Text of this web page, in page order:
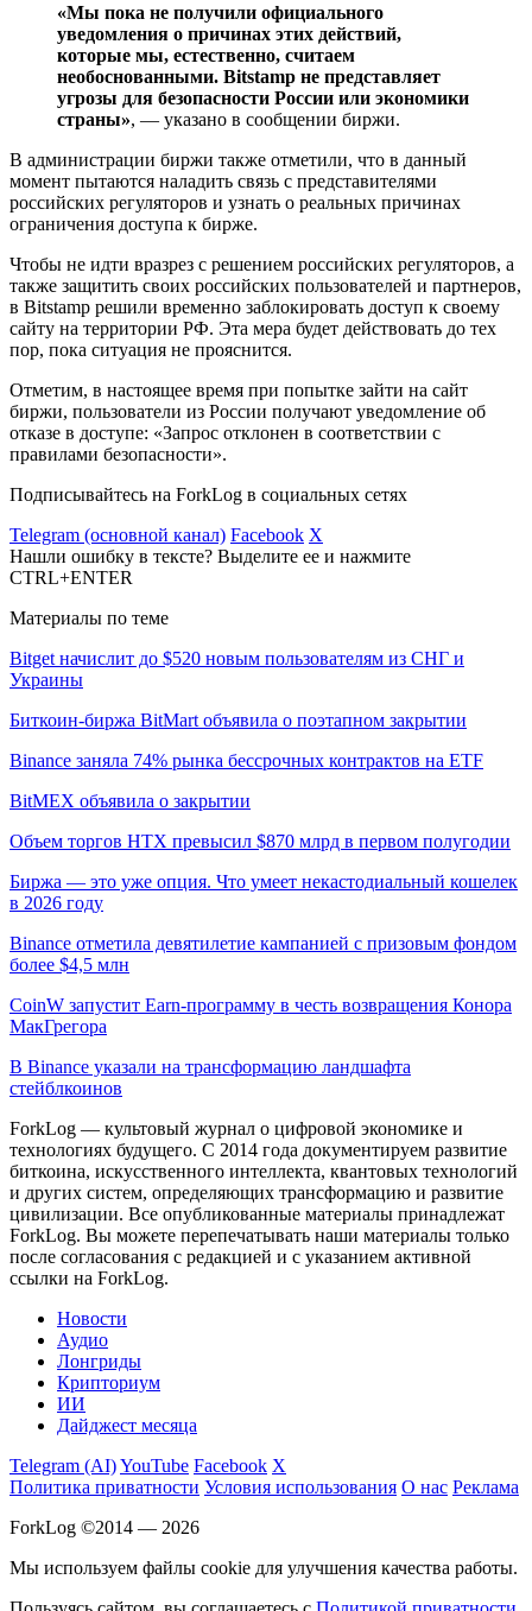
«Мы пока не получили официального
уведомления о причинах этих действий,
которые мы, естественно, считаем
необоснованными. Bitstamp не представляет
угрозы для безопасности России или экономики
страны», — указано в сообщении биржи.
В администрации биржи также отметили, что в данный
момент пытаются наладить связь с представителями
российских регуляторов и узнать о реальных причинах
ограничения доступа к бирже.
Чтобы не идти вразрез с решением российских регуляторов, а
также защитить своих российских пользователей и партнеров,
в Bitstamp решили временно заблокировать доступ к своему
сайту на территории РФ. Эта мера будет действовать до тех
пор, пока ситуация не прояснится.
Отметим, в настоящее время при попытке зайти на сайт
биржи, пользователи из России получают уведомление об
отказе в доступе: «Запрос отклонен в соответствии с
правилами безопасности».
Подписывайтесь на ForkLog в социальных сетях
Telegram (основной канал) Facebook X
Нашли ошибку в тексте? Выделите ее и нажмите
CTRL+ENTER
Материалы по теме
Bitget начислит до $520 новым пользователям из СНГ и
Украины
Биткоин-биржа BitMart объявила о поэтапном закрытии
Binance заняла 74% рынка бессрочных контрактов на ETF
BitMEX объявила о закрытии
Объем торгов HTX превысил $870 млрд в первом полугодии
Биржа — это уже опция. Что умеет некастодиальный кошелек
в 2026 году
Binance отметила девятилетие кампанией с призовым фондом
более $4,5 млн
CoinW запустит Earn-программу в честь возвращения Конора
МакГрегора
В Binance указали на трансформацию ландшафта
стейблкоинов
ForkLog — культовый журнал о цифровой экономике и
технологиях будущего. С 2014 года документируем развитие
биткоина, искусственного интеллекта, квантовых технологий
и других систем, определяющих трансформацию и развитие
цивилизации. Все опубликованные материалы принадлежат
ForkLog. Вы можете перепечатывать наши материалы только
после согласования с редакцией и с указанием активной
ссылки на ForkLog.
Новости
Аудио
Лонгриды
Крипториум
ИИ
Дайджест месяца
Telegram (AI)YouTube Facebook X
Политика приватности Условия использования О нас Реклама
ForkLog ©2014 — 2026
Мы используем файлы cookie для улучшения качества работы.